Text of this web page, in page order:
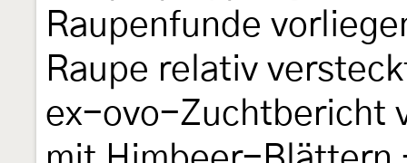
Raupenfunde
Raupe relativ
ex-ovo-Zuchtbericht